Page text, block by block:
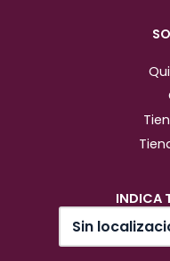
INDICA